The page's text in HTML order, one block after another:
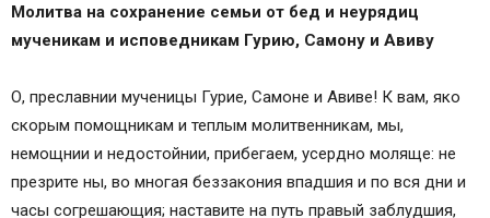
Молитва на сохранение семьи от бед и неурядиц
мученикам и исповедникам Гурию, Самону и Авиву
О, преславнии мученицы Гурие, Самоне и Авиве! К вам, яко
скорым помощникам и теплым молитвенникам, мы,
немощнии и недостойнии, прибегаем, усердно моляще: не
презрите ны, во многая беззакония впадшия и по вся дни и
часы согрешающия; наставите на путь правый заблудшия,